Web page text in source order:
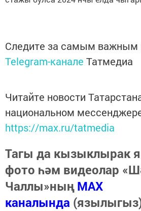
Следите за самым важным
Telegram-канале Татмедиа
Читайте новости
национальном
https://max.ru/tatmedia
Тагы да кызыклырак
фото һәм видеолар
Чаллы»ныңMAX
каналында